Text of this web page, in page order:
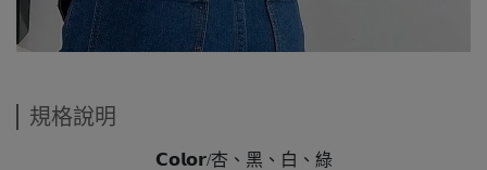
規格說明
𝗖𝗼𝗹𝗼𝗿/杏、黑、白、綠